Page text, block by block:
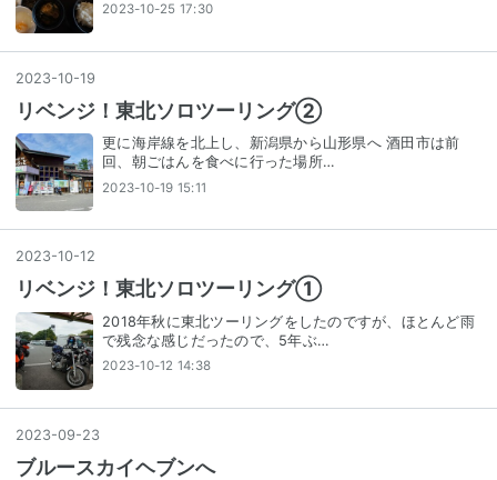
2023-10-25 17:30
2023-10-19
リベンジ！東北ソロツーリング②
更に海岸線を北上し、新潟県から山形県へ 酒田市は前
回、朝ごはんを食べに行った場所…
2023-10-19 15:11
2023-10-12
リベンジ！東北ソロツーリング①
2018年秋に東北ツーリングをしたのですが、ほとんど雨
で残念な感じだったので、5年ぶ…
2023-10-12 14:38
2023-09-23
ブルースカイヘブンへ